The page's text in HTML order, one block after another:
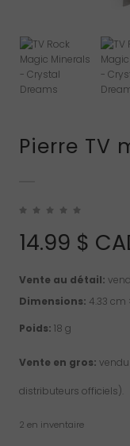
Pierre TV
14.99 $
Vente au détail:
Dimensions: 4.33 cm
Poids: 18 g
Vente en gros:
distributeurs officiels).
2 en inventaire